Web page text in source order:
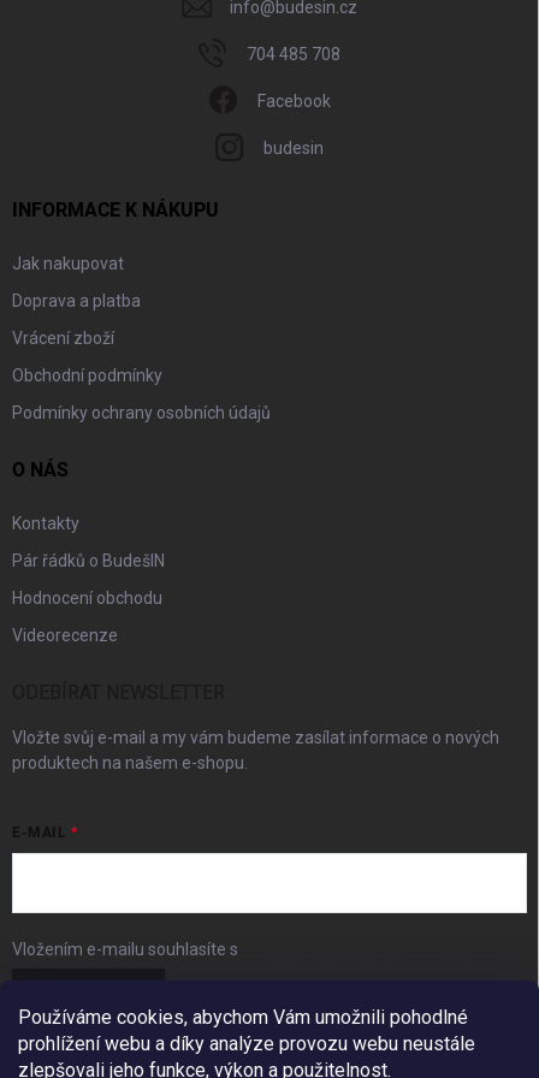
Používáme cookies, abychom Vám umožnili pohodlné
prohlížení webu a díky analýze provozu webu neustále
zlepšovali jeho funkce, výkon a použitelnost.
info@budesin.cz
704 485 708
Facebook
budesin
INFORMACE K NÁKUPU
Jak nakupovat
Doprava a platba
Vrácení zboží
Obchodní podmínky
Podmínky ochrany osobních údajů
O NÁS
Kontakty
Pár řádků o BudešIN
Hodnocení obchodu
Videorecenze
Vložte svůj e-mail a my vám budeme zasílat informace o nových
produktech na našem e-shopu.
E-MAIL
Vložením e-mailu souhlasíte s
FACEBOOK